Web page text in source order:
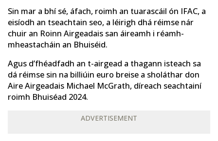
Sin mar a bhí sé, áfach, roimh an tuarascáil ón IFAC, a
eisíodh an tseachtain seo, a léirigh dhá réimse nár
chuir an Roinn Airgeadais san áireamh i réamh-
mheastacháin an Bhuiséid.
Agus d’fhéadfadh an t-airgead a thagann isteach sa
dá réimse sin na billiúin euro breise a sholáthar don
Aire Airgeadais Michael McGrath, díreach seachtainí
roimh Bhuiséad 2024.
ADVERTISEMENT